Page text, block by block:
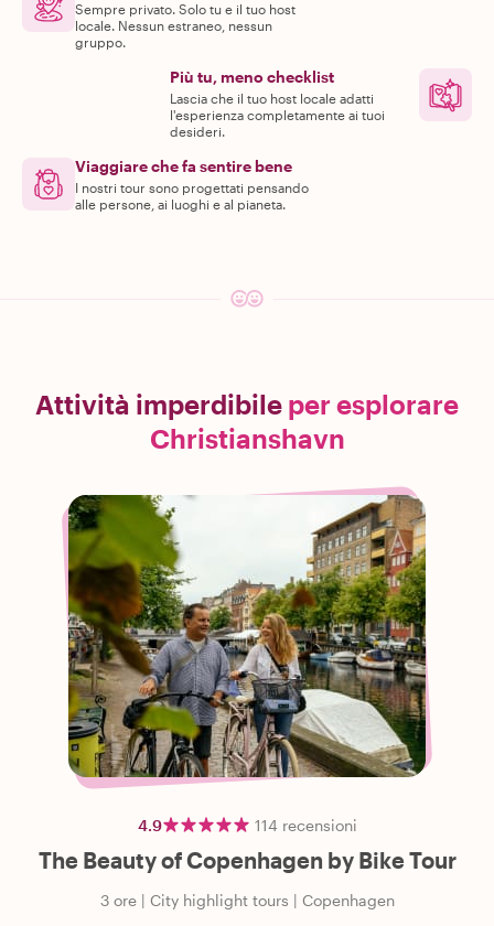
Sempre privato. Solo tu e il tuo host
locale. Nessun estraneo, nessun
gruppo.
Più tu, meno checklist
Lascia che il tuo host locale adatti
l'esperienza completamente ai tuoi
desideri.
Viaggiare che fa sentire bene
I nostri tour sono progettati pensando
alle persone, ai luoghi e al pianeta.
Attività imperdibile per esplorare
Christianshavn
4.9 114 recensioni
The Beauty of Copenhagen by Bike Tour
3 ore| City highlight tours | Copenhagen